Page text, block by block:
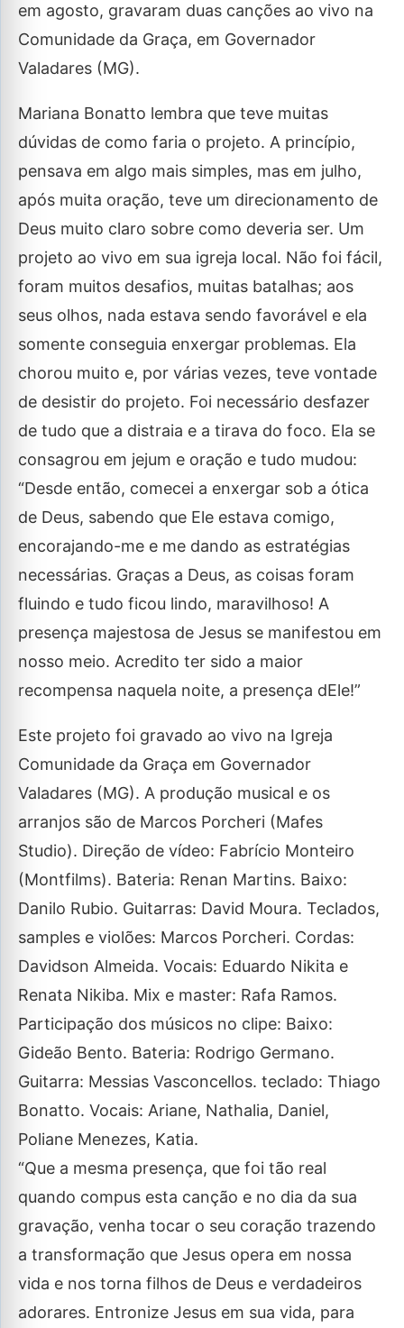
em agosto, gravaram duas canções ao vivo na
Comunidade da Graça, em Governador
Valadares (MG).
Mariana Bonatto lembra que teve muitas
dúvidas de como faria o projeto. A princípio,
pensava em algo mais simples, mas em julho,
após muita oração, teve um direcionamento de
Deus muito claro sobre como deveria ser. Um
projeto ao vivo em sua igreja local. Não foi fácil,
foram muitos desafios, muitas batalhas; aos
seus olhos, nada estava sendo favorável e ela
somente conseguia enxergar problemas. Ela
chorou muito e, por várias vezes, teve vontade
de desistir do projeto. Foi necessário desfazer
de tudo que a distraia e a tirava do foco. Ela se
consagrou em jejum e oração e tudo mudou:
“Desde então, comecei a enxergar sob a ótica
de Deus, sabendo que Ele estava comigo,
encorajando-me e me dando as estratégias
necessárias. Graças a Deus, as coisas foram
fluindo e tudo ficou lindo, maravilhoso! A
presença majestosa de Jesus se manifestou em
nosso meio. Acredito ter sido a maior
recompensa naquela noite, a presença dEle!”
Este projeto foi gravado ao vivo na Igreja
Comunidade da Graça em Governador
Valadares (MG). A produção musical e os
arranjos são de Marcos Porcheri (Mafes
Studio). Direção de vídeo: Fabrício Monteiro
(Montfilms). Bateria: Renan Martins. Baixo:
Danilo Rubio. Guitarras: David Moura. Teclados,
samples e violões: Marcos Porcheri. Cordas:
Davidson Almeida. Vocais: Eduardo Nikita e
Renata Nikiba. Mix e master: Rafa Ramos.
Participação dos músicos no clipe: Baixo:
Gideão Bento. Bateria: Rodrigo Germano.
Guitarra: Messias Vasconcellos. teclado: Thiago
Bonatto. Vocais: Ariane, Nathalia, Daniel,
Poliane Menezes, Katia.
“Que a mesma presença, que foi tão real
quando compus esta canção e no dia da sua
gravação, venha tocar o seu coração trazendo
a transformação que Jesus opera em nossa
vida e nos torna filhos de Deus e verdadeiros
adorares. Entronize Jesus em sua vida, para